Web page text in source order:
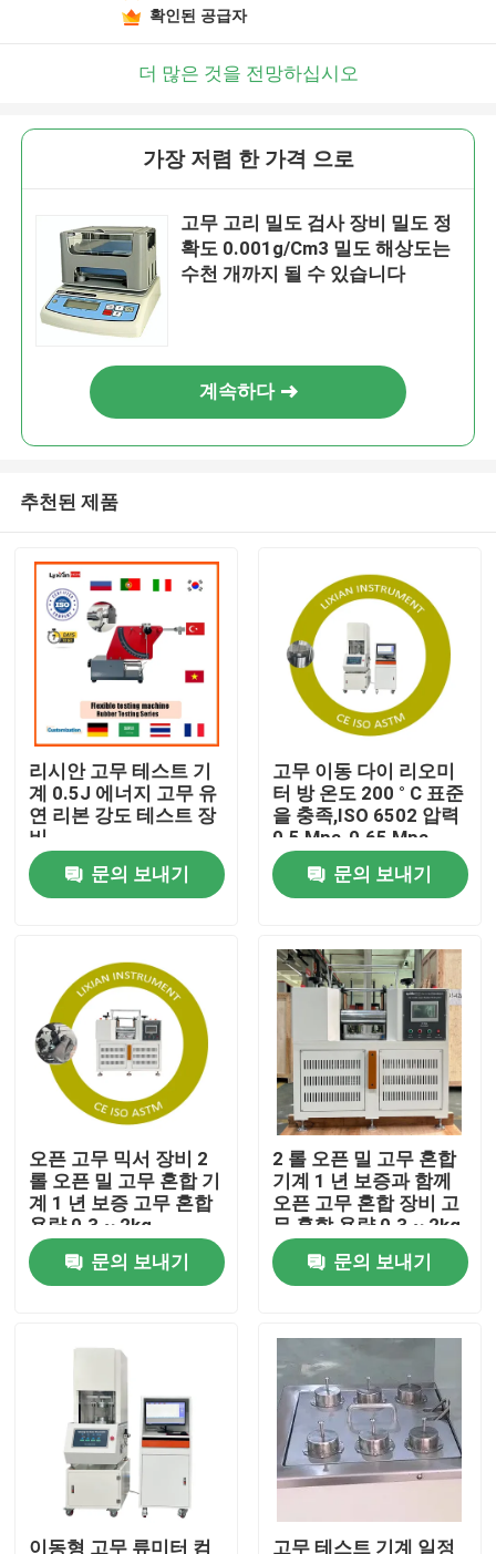
제품
VR 쇼
회사 소개
공장 견학
품질 관리
소식
케이스
실험실 테스팅 기계
확인된 공급자
더 많은 것을 전망하십시오
가장 저렴 한 가격 으로
고무 고리 밀도 검사 장비 밀도 정
확도 0.001g/Cm3 밀도 해상도는
수천 개까지 될 수 있습니다
계속하다
추천된 제품
리시안 고무 테스트 기
계 0.5J 에너지 고무 유
연 리본 강도 테스트 장
비
문의 보내기
고무 이동 다이 리오미
터 방 온도 200 ° C 표준
을 충족,ISO 6502 압력
0.5 Mpa-0.65 Mpa
문의 보내기
오픈 고무 믹서 장비 2
롤 오픈 밀 고무 혼합 기
계 1 년 보증 고무 혼합
용량 0.3 ~ 2kg
문의 보내기
2 롤 오픈 밀 고무 혼합
기계 1 년 보증과 함께
오픈 고무 혼합 장비 고
무 혼합 용량 0.3 ~ 2kg
문의 보내기
이동형 고무 류미터 컴 고무 테스트 기계 일정